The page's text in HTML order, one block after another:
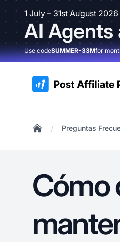
1 July – 31st August
AI Agents
Use codeSUMMER-33Mfor
:site.title
/ Preguntas
Cómo